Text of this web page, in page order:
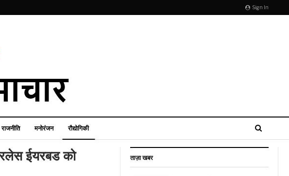
Sign In
राजनीति मनोरंजन रौद्योगिकी
ईयरबड को
ताज़ा खबर